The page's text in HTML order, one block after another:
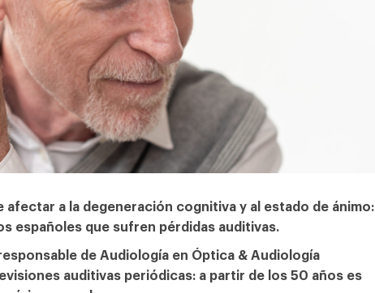
afectar a la degeneración cognitiva y al estado de ánimo:
españoles que sufren pérdidas auditivas.
de Audiología en Óptica & Audiología
auditivas periódicas: a partir de los 50 años es